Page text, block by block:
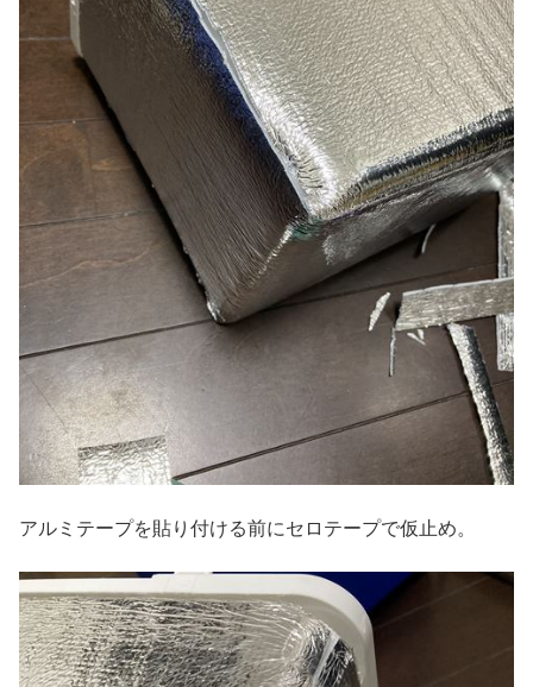
アルミテープを貼り付ける前にセロテープで仮止め。